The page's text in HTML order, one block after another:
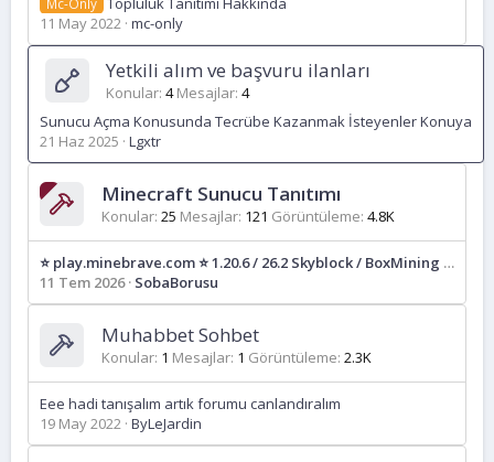
11 May 2022 mc-only
Yetkili alım ve başvuru ilanları
Konular 4 Mesajlar 4
Sunucu Açma Konusunda Tecrübe Kazanmak İsteyenler Konuya
21 Haz 2025 Lgxtr
Minecraft Sunucu Tanıtımı
Konular 25 Mesajlar 121 Görüntüleme 4.8K
⭐ play.minebrave.com ⭐ 1.20.6 / 26.2 Skyblock / BoxMining - JAVA/MOBİL DESTEK [Minyon/Çiftçi/Jackpot/Envoy/Titan/BlockParty/TntRun/Cadı]
11 Tem 2026 SobaBorusu
Muhabbet Sohbet
Konular 1 Mesajlar 1 Görüntüleme 2.3K
Eee hadi tanışalım artık forumu canlandıralım
19 May 2022 ByLeJardin